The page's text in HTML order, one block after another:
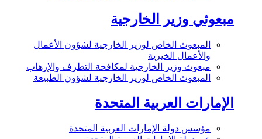
مبعوثي وزير الخارجية
المبعوث الخاص لوزير الخارجية لشؤون الأعمال
والأعمال الخيرية
مبعوث وزير الخارجية لمكافحة التطرف والإرهاب
المبعوث الخاص لوزير الخارجية لشؤون الطبيعة
الإمارات العربية المتحدة
مؤسس دولة الإمارات العربية المتحدة